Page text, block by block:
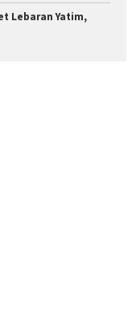
Lebaran Yatim,